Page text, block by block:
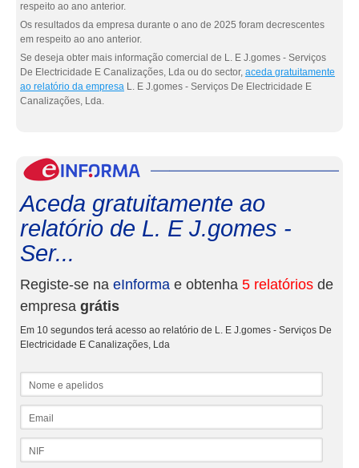
respeito ao ano anterior.
Os resultados da empresa durante o ano de 2025 foram decrescentes
em respeito ao ano anterior.
Se deseja obter mais informação comercial de L. E J.gomes - Serviços
De Electricidade E Canalizações, Lda ou do sector, aceda gratuitamente
ao relatório da empresa L. E J.gomes - Serviços De Electricidade E
Canalizações, Lda.
Aceda gratuitamente ao
relatório de L. E J.gomes -
Ser...
Registe-se na eInforma e obtenha 5 relatórios de
empresa grátis
Em 10 segundos terá acesso ao relatório de L. E J.gomes - Serviços De
Electricidade E Canalizações, Lda